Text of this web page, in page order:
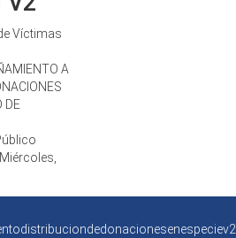
Víctimas
A
DE
Miércoles,